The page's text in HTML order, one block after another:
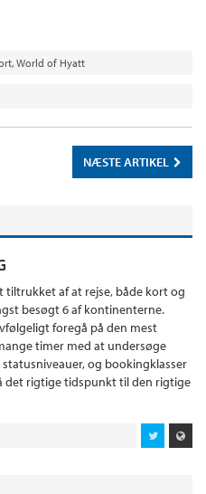
, World of Hyatt
NÆSTE ARTIKEL
tiltrukket af at rejse, både kort og
besøgt 6 af kontinenterne.
foregå på den mest
timer med at undersøge
og bookingklasser
det rigtige tidspunkt til den rigtige